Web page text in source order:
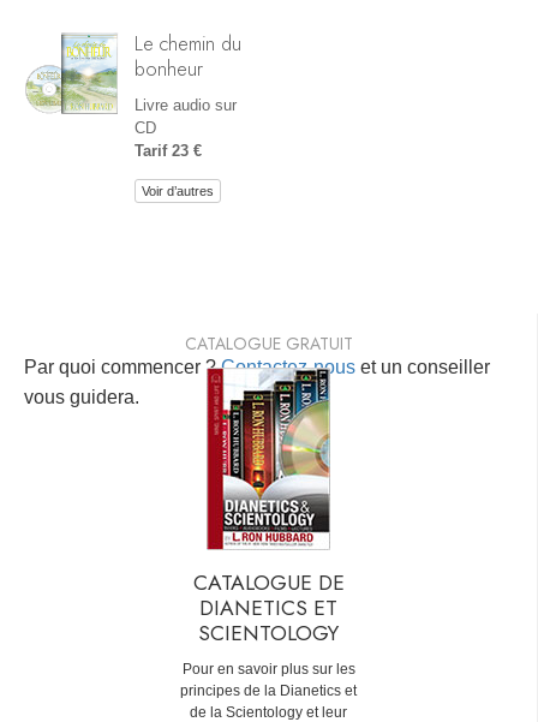
Le chemin du
bonheur
Livre audio sur
CD
Tarif 23 €
Voir d’autres
Par quoi commencer ?Contactez-nous et un conseiller
vous guidera.
CATALOGUE GRATUIT
CATALOGUE DE
DIANETICS ET
SCIENTOLOGY
Pour en savoir plus sur les
principes de la Dianetics et
de la Scientology et leur